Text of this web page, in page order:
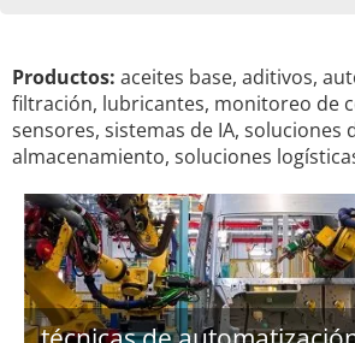
Productos: aceites base, aditivos,
filtración, lubricantes, monitoreo de
sensores, sistemas de IA, soluciones
almacenamiento, soluciones